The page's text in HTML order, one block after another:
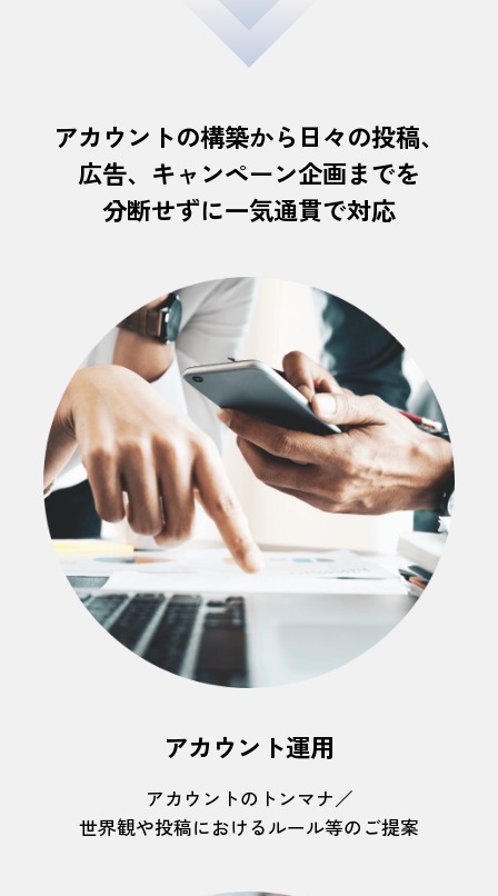
アカウントの構築から日々の投稿、
広告、 キャンペーン企画までを
分断せずに一気通貫で対応
アカウント運用
アカウントのトンマナ／
世界観や投稿におけるルール等のご提案